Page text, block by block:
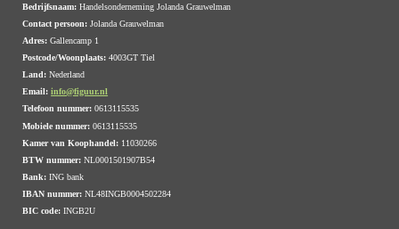
Bedrijfsnaam:Handelsonderneming Jolanda Grauwelman
Contact persoon:Jolanda Grauwelman
Adres:Gallencamp 1
Postcode/Woonplaats:4003GT Tiel
Land:Nederland
Email:info@figuur.nl
Telefoon nummer:0613115535
Mobiele nummer:0613115535
Kamer van Koophandel: 11030266
BTW nummer:NL0001501907B54
Bank:ING bank
IBAN nummer:NL48INGB0004502284
BIC code:INGB2U